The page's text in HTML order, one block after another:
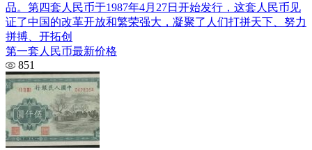
品。第四套人民币于1987年4月27日开始发行，这套人民币见
证了中国的改革开放和繁荣强大，凝聚了人们打拼天下、努力
拼搏、开拓创
第一套人民币最新价格
851